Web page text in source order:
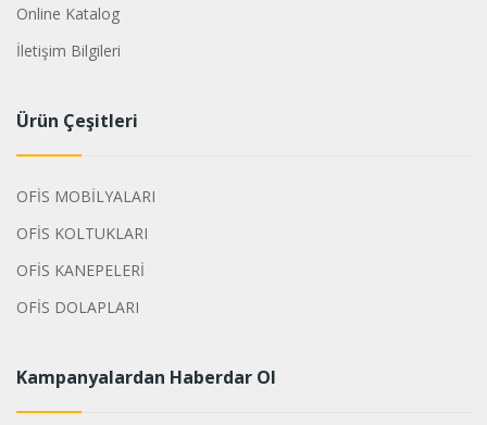
Online Katalog
İletişim Bilgileri
Ürün Çeşitleri
OFİS MOBİLYALARI
OFİS KOLTUKLARI
OFİS KANEPELERİ
OFİS DOLAPLARI
Kampanyalardan Haberdar Ol